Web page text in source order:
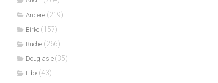
Andere (219)
Birke (157)
Buche (266)
Douglasie (35)
Eibe (43)